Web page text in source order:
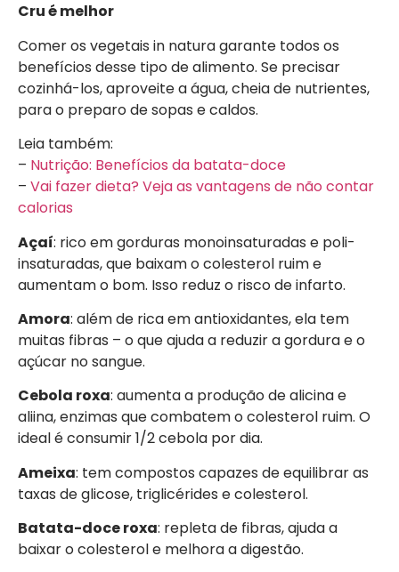
Cru é melhor
Comer os vegetais in natura garante todos os
benefícios desse tipo de alimento. Se precisar
cozinhá-los, aproveite a água, cheia de nutrientes,
para o preparo de sopas e caldos.
Leia também:
– Nutrição: Benefícios da batata-doce
– Vai fazer dieta? Veja as vantagens de não contar
calorias
Açaí: rico em gorduras monoinsaturadas e poli-
insaturadas, que baixam o colesterol ruim e
aumentam o bom. Isso reduz o risco de infarto.
Amora: além de rica em antioxidantes, ela tem
muitas fibras – o que ajuda a reduzir a gordura e o
açúcar no sangue.
Cebola roxa: aumenta a produção de alicina e
aliina, enzimas que combatem o colesterol ruim. O
ideal é consumir 1/2 cebola por dia.
Ameixa: tem compostos capazes de equilibrar as
taxas de glicose, triglicérides e colesterol.
Batata-doce roxa: repleta de fibras, ajuda a
baixar o colesterol e melhora a digestão.